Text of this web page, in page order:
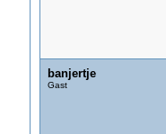
banjertje
Gast